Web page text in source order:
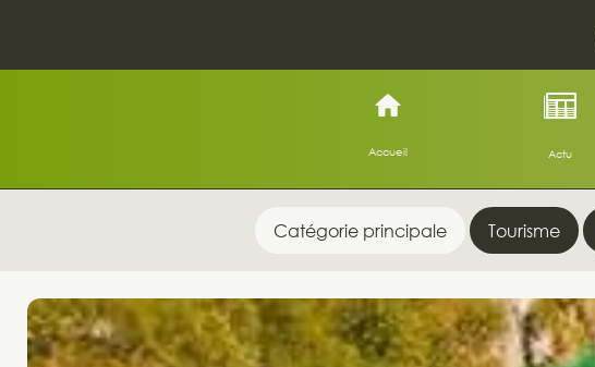
Accueil Actu
Catégorie principale Tourisme